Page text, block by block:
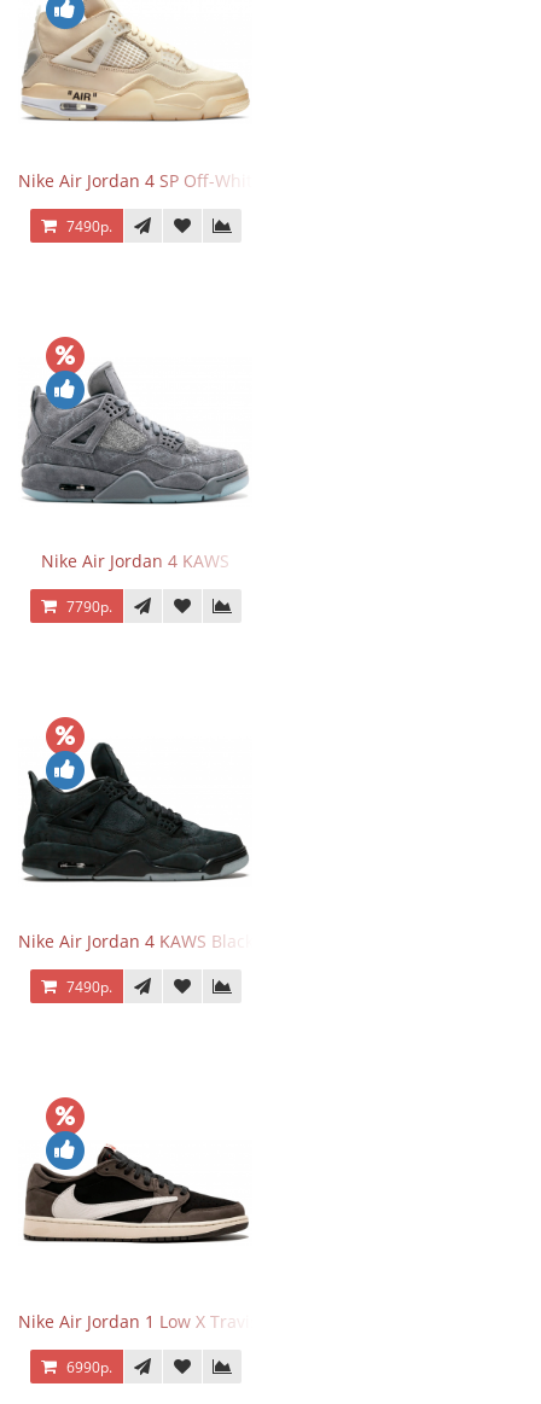
Nike Air Jordan 4 SP Off-White Sail
7490р.
Nike Air Jordan 4 KAWS
7790р.
Nike Air Jordan 4 KAWS Black
7490р.
Nike Air Jordan 1 Low X Travis Scott
6990р.